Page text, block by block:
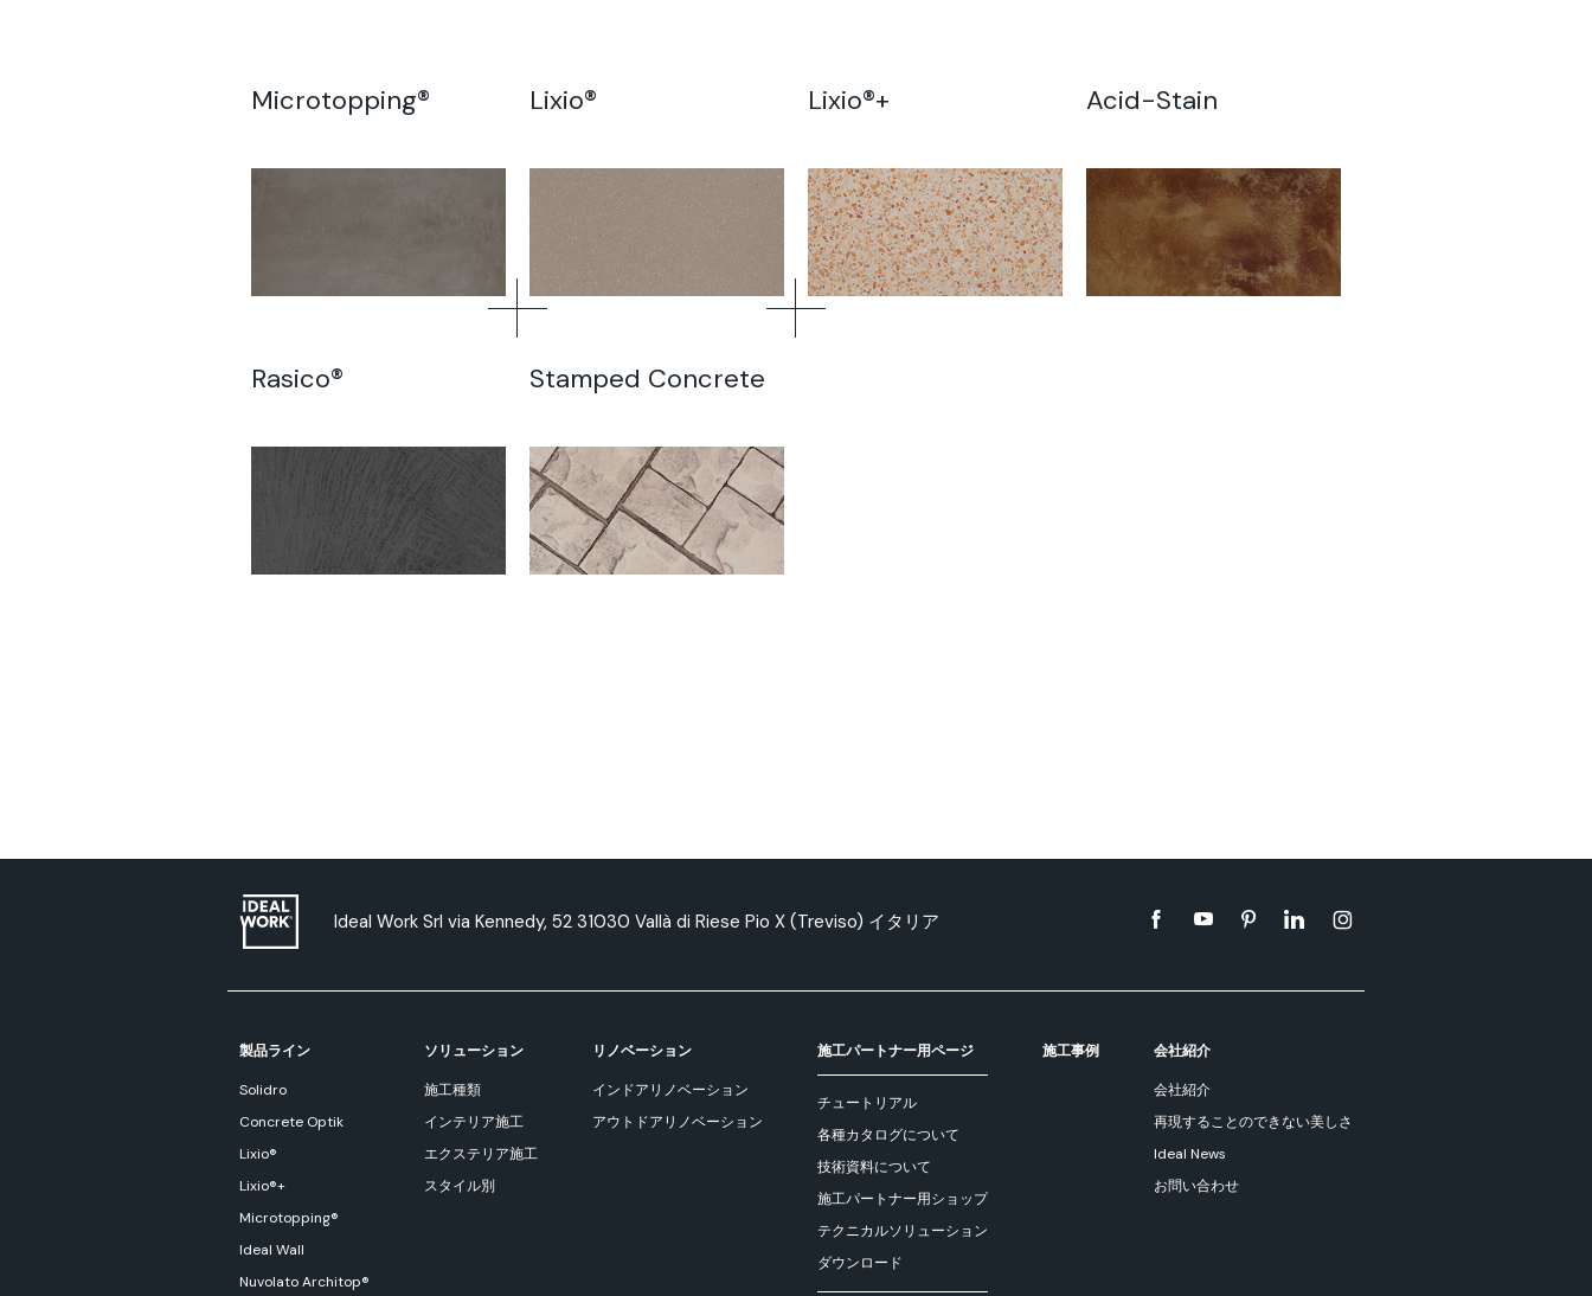
Microtopping® Lixio® Lixio®+ Acid-Stain
Rasico® Stamped Concrete
Ideal Work Srl via Kennedy, 52 31030 Vallà di Riese Pio X (Treviso) イタリア
製品ライン
Solidro
Concrete Optik
Lixio®
Lixio®+
Microtopping®
Ideal Wall
Nuvolato Architop®
ソリューション
施工種類
インテリア施工
エクステリア施工
スタイル別
リノベーション
インドアリノベーション
アウトドアリノベーション
施工パートナー用ページ
チュートリアル
各種カタログについて
技術資料について
施工パートナー用ショップ
テクニカルソリューション
ダウンロード
施工事例 会社紹介
会社紹介
再現することのできない美しさ
Ideal News
お問い合わせ